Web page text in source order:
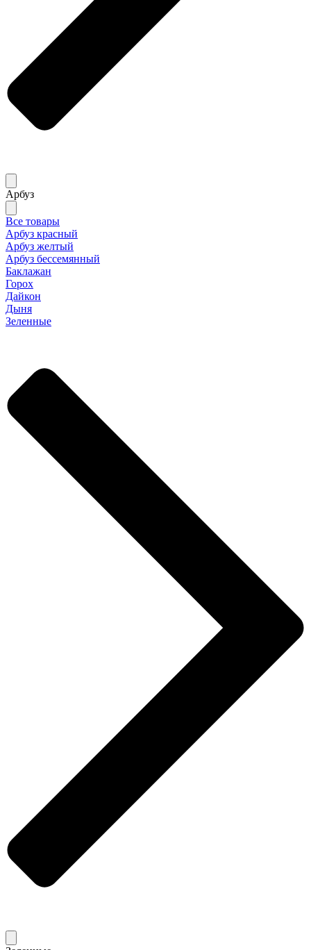
Арбуз
Все товары
Арбуз красный
Арбуз желтый
Арбуз бессемянный
Баклажан
Горох
Дайкон
Дыня
Зеленные